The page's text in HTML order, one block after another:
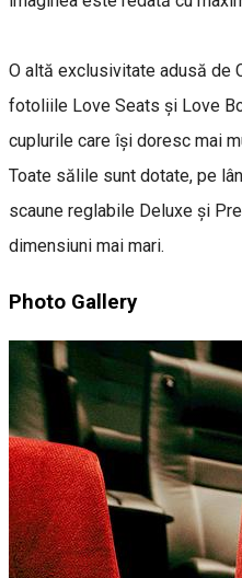
O altă exclusivitate adusă de
fotoliile Love Seats și Love
cuplurile care își doresc mai
Toate sălile sunt dotate, pe
scaune reglabile Deluxe și
dimensiuni mai mari.
Photo Gallery